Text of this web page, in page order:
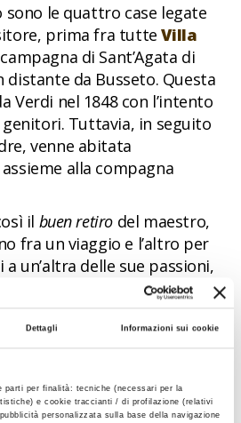
Dettagli Informazioni sui cookie
parti per finalità: tecniche (necessari per la
e cookie traccianti / di profilazione (relativi
personalizzata sulla base della navigazione
sono le quattro case legate
prima fra tutteVilla
di Sant’Agata di
distante da Busseto. Questa
Verdi nel 1848 con l’intento
Tuttavia, in seguito
venne abitata
alla compagna
il buen retiro del maestro,
fra un viaggio e l’altro per
un’altra delle sue passioni,
di visita si scoprono gli
come quelli della
di Verdi e della stanza
morì nel 1901.
tempo, a Busseto
legati alla vita del